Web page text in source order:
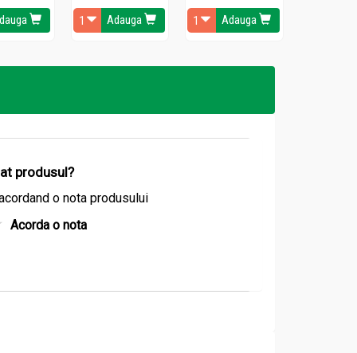
Adauga Adauga
produsul?
o nota produsului
Acorda o nota